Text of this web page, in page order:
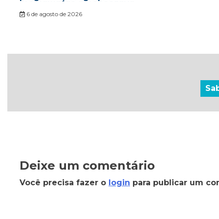
6 de agosto de 2026
Deixe um comentário
Você precisa fazer o login para publicar um